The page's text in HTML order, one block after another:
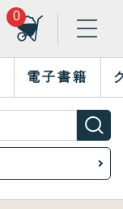
0
電子書籍